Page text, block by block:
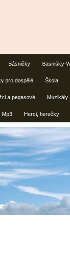
Básničky Basnišky-
pro dospělé Škola
a pegasové Muzikály
Mp3 Herci, herečky